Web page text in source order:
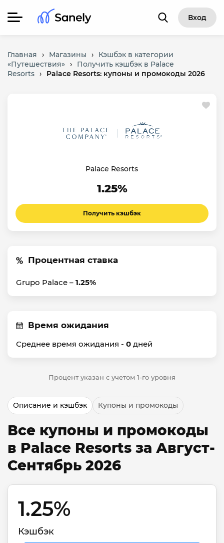
Вход
Главная › Магазины ›
Кэшбэк в категории
«Путешествия» ›
Получить кэшбэк в Palace
Resorts › Palace Resorts: купоны и промокоды 2026
Palace Resorts
1.25%
Получить кэшбэк
Процентная ставка
Grupo Palace – 1.25%
Время ожидания
Среднее время ожидания - 0 дней
Процент указан с учетом 1-го уровня
Описание и кэшбэк Купоны и промокоды
Все купоны и промокоды
в Palace Resorts за Август-
Сентябрь 2026
1.25%
Кэшбэк